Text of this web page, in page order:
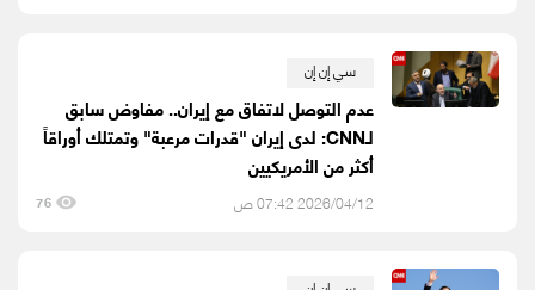
سي إن إن
عدم التوصل لاتفاق مع إيران.. مفاوض سابق
لـCNN: لدى إيران "قدرات مرعبة" وتمتلك أوراقاً
أكثر من الأمريكيين
2026/04/12 07:42 ص 76